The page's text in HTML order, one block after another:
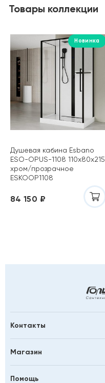
Товары коллекции
Новинка
Душевая кабина Esbano
ESO-OPUS-1108 110х80х215
хром/прозрачное
ESKOOP1108
84 150 ₽
Контакты
Магазин
Помощь